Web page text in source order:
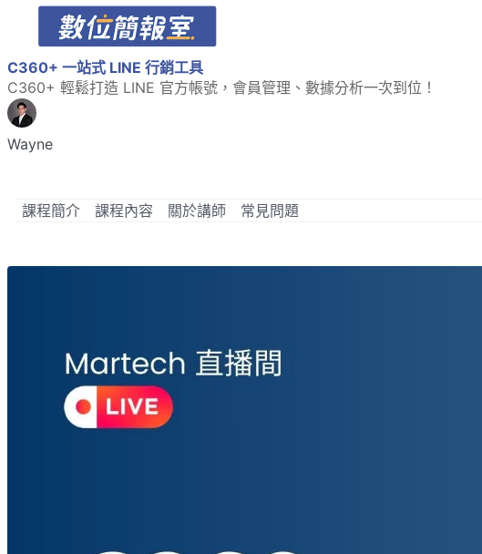
C360+ 一站式 LINE 行銷工具
C360+ 輕鬆打造 LINE 官方帳號，會員管理、數據分析一次到位！
Wayne
課程簡介 課程內容 關於講師 常見問題